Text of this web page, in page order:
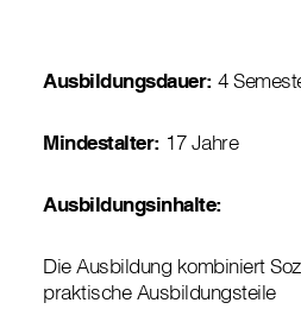
Ausbildungsdauer: 4
Mindestalter: 17 Jahre
Ausbildungsinhalte:
Die Ausbildung kombiniert
praktische Ausbildungsteile